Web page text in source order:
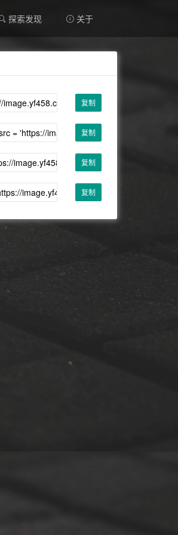
探索发现  关于
复制
复制
复制
复制